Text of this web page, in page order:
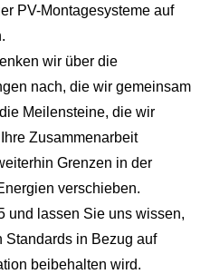
PV-Montagesysteme auf
wir über die
nach, die wir gemeinsam
Meilensteine, die wir
Zusammenarbeit
Grenzen in der
verschieben.
und lassen Sie uns wissen,
Standards in Bezug auf
beibehalten wird.